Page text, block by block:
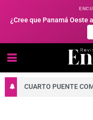
¿Cree que Panamá Oeste